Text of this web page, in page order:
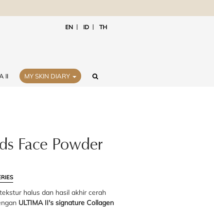
EN ID TH
II MY SKIN DIARY
Face Powder
halus dan hasil akhir cerah
ULTIMA II's signature Collagen